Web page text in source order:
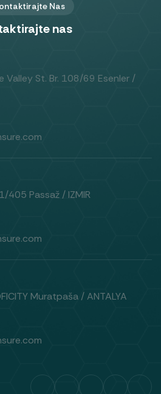
Nas
nas
Valley St. Br. 108/69 Esenler /
405 Passaž / IZMIR
Muratpaša / ANTALYA